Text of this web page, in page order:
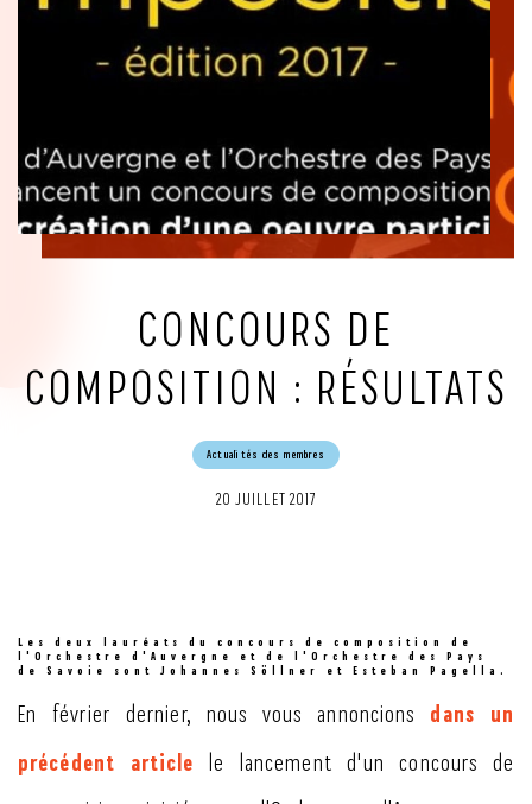
CONCOURS DE
COMPOSITION : RÉSULTATS
Actualités des membres
20 JUILLET 2017
Les deux lauréats du concours de composition de
l'Orchestre d'Auvergne et de l'Orchestre des Pays
de Savoie sont Johannes Söllner et Esteban Pagella.
En février dernier, nous vous annoncions dans un
précédent article le lancement d'un concours de